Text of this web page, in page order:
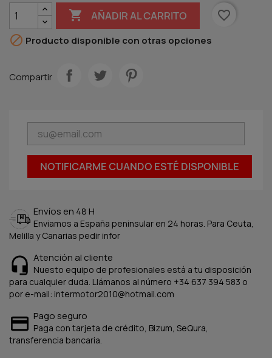
 AÑADIR AL CARRITO
favorite_border
 Producto disponible con otras opciones
Compartir
NOTIFICARME CUANDO ESTÉ DISPONIBLE
Envíos en 48 H
Enviamos a España peninsular en 24 horas. Para Ceuta,
Melilla y Canarias pedir infor
Atención al cliente
Nuesto equipo de profesionales está a tu disposición
para cualquier duda. Llámanos al número +34 637 394 583 o
por e-mail: intermotor2010@hotmail.com
Pago seguro
Paga con tarjeta de crédito, Bizum, SeQura,
transferencia bancaria.